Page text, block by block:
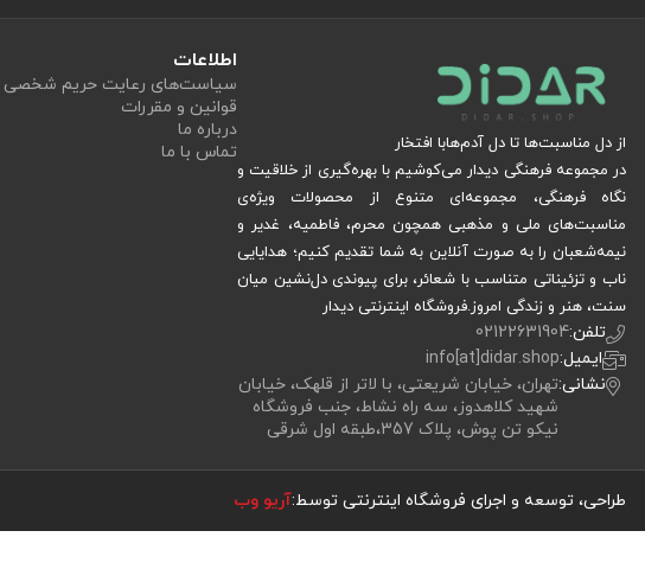
از دل مناسبت‌ها تا دل آدم‌هابا افتخار
در مجموعه فرهنگی دیدار می‌کوشیم با بهره‌گیری از خلاقیت و
نگاه فرهنگی، مجموعه‌ای متنوع از محصولات ویژه‌ی
مناسبت‌های ملی و مذهبی همچون محرم، فاطمیه، غدیر و
نیمه‌شعبان را به صورت آنلاین به شما تقدیم کنیم؛ هدایایی
ناب و تزئیناتی متناسب با شعائر، برای پیوندی دل‌نشین میان
سنت، هنر و زندگی امروز.فروشگاه اینترنتی دیدار
تلفن:02122631904
ایمیل:info[at]didar.shop
نشانی:تهران، خیابان شریعتی، با لاتر از قلهک، خیابان
شهید کلاهدوز، سه راه نشاط، جنب فروشگاه
نیکو تن پوش، پلاک 357،طبقه اول شرقی
اطلاعات
سیاست‏‌های رعایت حریم شخصی
قوانین و مقررات
درباره ما
تماس با ما
طراحی، توسعه و اجرای فروشگاه اینترنتی توسط:آریو وب